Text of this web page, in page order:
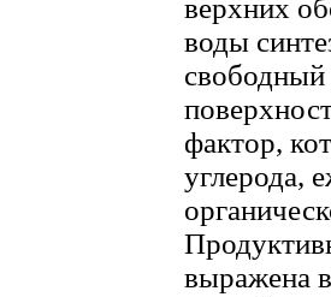
верхних
воды
свободный
фактор,
углерода,
выражена